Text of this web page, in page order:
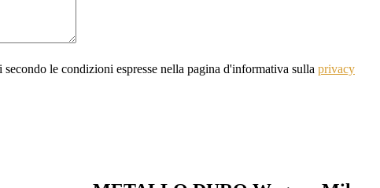
le condizioni espresse nella pagina d'informativa sulla privacy